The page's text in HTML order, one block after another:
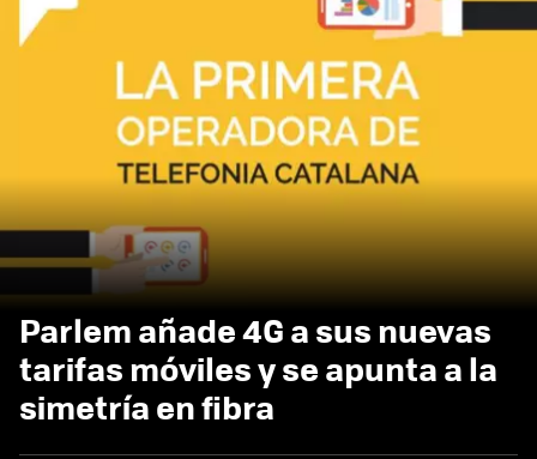
Parlem añade 4G a sus nuevas
tarifas móviles y se apunta a la
simetría en fibra